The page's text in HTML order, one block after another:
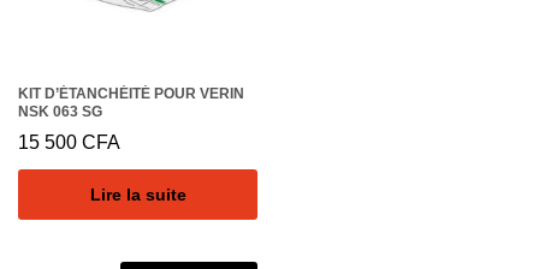
KIT D’ÉTANCHÉITÉ POUR VERIN
NSK 063 SG
15 500 CFA
Lire la suite